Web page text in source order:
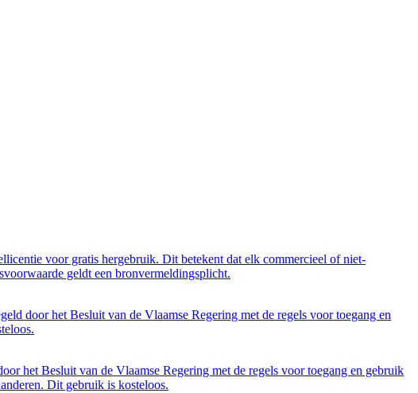
voor gratis hergebruik. Dit betekent dat elk commercieel of niet-
geldt een bronvermeldingsplicht.
door het Besluit van de Vlaamse Regering met de regels voor toegang en
het Besluit van de Vlaamse Regering met de regels voor toegang en gebruik
Dit gebruik is kosteloos.